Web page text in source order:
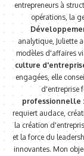
entrepreneurs à
opérations, la
analytique, Juliette
modèles d'affaires
culture
engagées, elle
d'entreprise
professionnelle :
requiert audace,
la création
et la force du
innovantes. Mon